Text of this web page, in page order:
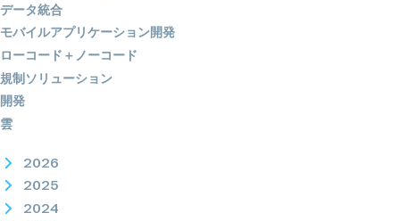
データ統合
モバイルアプリケーション開発
ローコード＋ノーコード
規制ソリューション
開発
雲
2026
2025
2024